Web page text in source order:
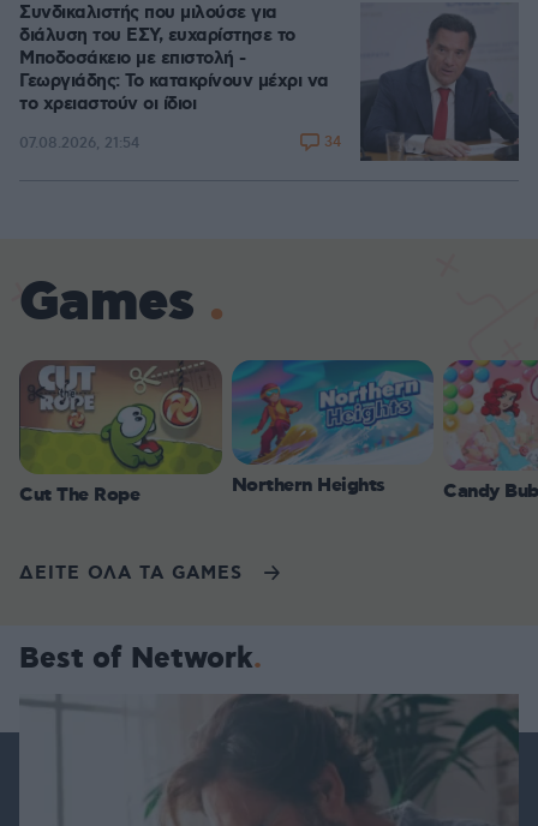
Συνδικαλιστής που μιλούσε για
διάλυση του ΕΣΥ, ευχαρίστησε το
Μποδοσάκειο με επιστολή -
Γεωργιάδης: Το κατακρίνουν μέχρι να
το χρειαστούν οι ίδιοι
07.08.2026, 21:54 34
Games
Cut The Rope Northern Heights Candy
ΔΕΙΤΕ ΟΛΑ ΤΑ GAMES
Best of Network